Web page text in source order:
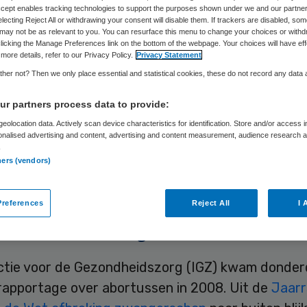
Skipr Redactie 11 februari 2010,20:26 33 keer gelezen
het aantal abortussen gelijk gebleven. Maar bijna
van de ingrepen heeft plaats tijdens de eerste
Dat blijkt uit de Landelijke Abortus
2008 die Rutgers Nisso Groep, een
donderdag heeft gepresenteerd. Het aantal
is met achttien procent gestegen ten opzichte
2007.
voor de Gezondheidszorg (IGZ) kwam
over abortussen in 2008. Uit de
enables tracking technologies to support the purposes shown under we and our
Reject All or withdrawing your consent will disable them. If trackers are disabled,
not be as relevant to you. You can resurface this menu to change your choices or
the Manage Preferences link on the bottom of the webpage. Your choices will have
details, refer to our Privacy Policy. Privacy Statement
not? Then we only place essential and statistical cookies, these do not record any data
partners process data to provide:
data. Actively scan device characteristics for identification. Store and/or access
advertising and content, advertising and content measurement, audience research
(vendors)
Reject All I